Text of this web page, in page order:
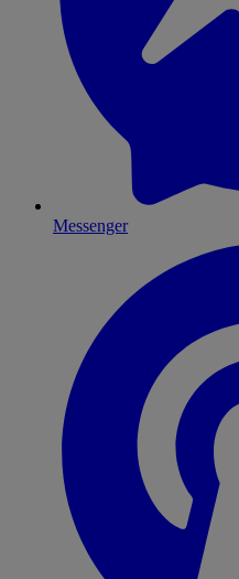
Messenger